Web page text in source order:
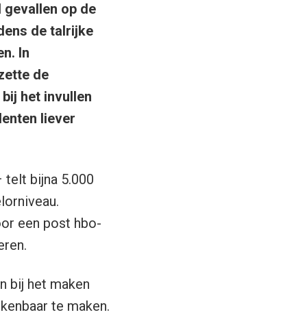
gevallen op de
de talrijke
In
de
het invullen
liever
bijna 5.000
een post hbo-
bij het maken
te maken.